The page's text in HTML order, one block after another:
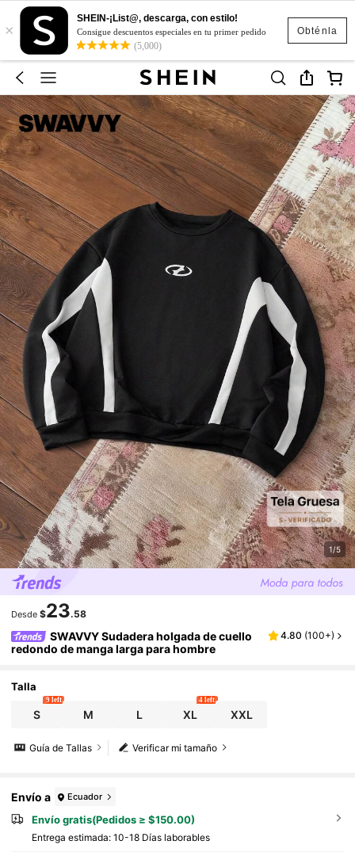
Obténla
×
SHEIN-¡List@, descarga, con estilo!
Consigue descuentos especiales en tu primer pedido
(5,000)
1/5
Desde $23.58
SWAVVY Sudadera holgada de cuello
redondo de manga larga para hombre
4.80 (100+)
Talla
S
9 left
M L XL
4 left
XXL
Verificar mi tamaño
Guía de Tallas
Envío a Ecuador
Envío gratis(Pedidos ≥ $150.00)
Entrega estimada: 10-18 Días laborables